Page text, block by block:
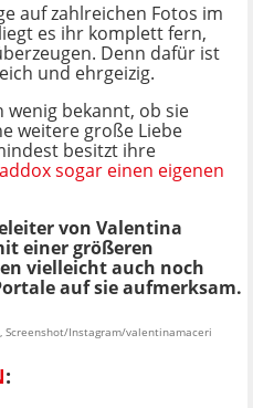
auf zahlreichen Fotos im
es ihr komplett fern,
Denn dafür ist
und ehrgeizig.
bekannt, ob sie
weitere große Liebe
besitzt ihre
sogar einen eigenen
von Valentina
einer größeren
vielleicht auch noch
auf sie aufmerksam.
Screenshot/Instagram/valentinamaceri
: